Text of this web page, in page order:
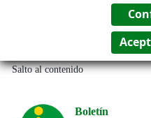
Salto al contenido
Boletín